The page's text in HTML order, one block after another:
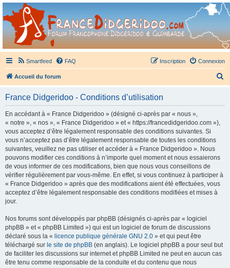
France Didgeridoo
Didgeridoo et Guimbarde sur France Didgeridoo - retrouvez la communauté.
Smartfeed FAQ Connexion
Inscription
Accueil du forum
France Didgeridoo - Conditions d’utilisation
En accédant à « France Didgeridoo » (désigné ci-après par « nous »,
« notre », « nos », « France Didgeridoo » et « https://francedidgeridoo.com »),
vous acceptez d’être légalement responsable des conditions suivantes. Si
vous n’acceptez pas d’être légalement responsable de toutes les conditions
suivantes, veuillez ne pas utiliser et accéder à « France Didgeridoo ». Nous
pouvons modifier ces conditions à n’importe quel moment et nous essaierons
de vous informer de ces modifications, bien que nous vous conseillons de
vérifier régulièrement par vous-même. En effet, si vous continuez à participer à
« France Didgeridoo » après que des modifications aient été effectuées, vous
acceptez d’être légalement responsable des conditions modifiées et mises à
jour.
Nos forums sont développés par phpBB (désignés ci-après par « logiciel
phpBB » et « phpBB Limited ») qui est un logiciel de forum de discussions
déclaré sous la « licence publique générale GNU 2.0 » et qui peut être
téléchargé sur le site de phpBB (en anglais). Le logiciel phpBB a pour seul but
de faciliter les discussions sur internet et phpBB Limited ne peut en aucun cas
être tenu comme responsable de la conduite et du contenu que nous